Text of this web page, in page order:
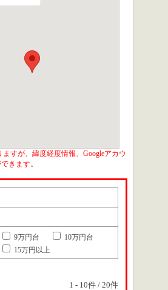
すが、緯度経度情報、Googleアカウ
きます。
9万円台
10万円台
15万円以上
1 - 10件 / 20件